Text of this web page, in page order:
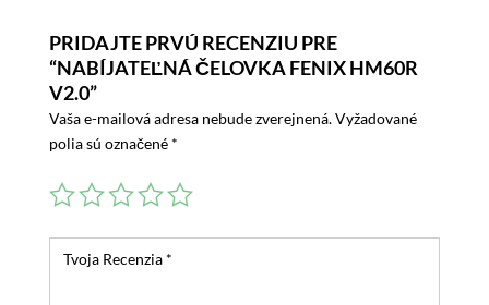
PRIDAJTE PRVÚ RECENZIU PRE
“NABÍJATEĽNÁ ČELOVKA FENIX HM60R
V2.0”
Vaša e-mailová adresa nebude zverejnená.Vyžadované
polia sú označené *